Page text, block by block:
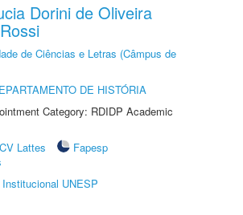
Dorini de Oliveira
de Ciências e Letras (Câmpus de
DE HISTÓRIA
Category: RDIDP Academic
CV Lattes
Fapesp
UNESP